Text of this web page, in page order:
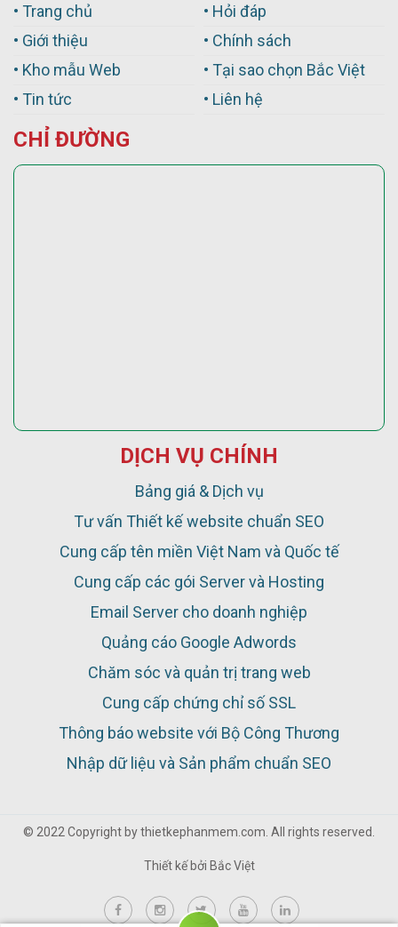
• Trang chủ
• Giới thiệu
• Kho mẫu Web
• Tin tức
• Hỏi đáp
• Chính sách
• Tại sao chọn Bắc Việt
• Liên hệ
CHỈ ĐƯỜNG
DỊCH VỤ CHÍNH
Bảng giá & Dịch vụ
Tư vấn Thiết kế website chuẩn SEO
Cung cấp tên miền Việt Nam và Quốc tế
Cung cấp các gói Server và Hosting
Email Server cho doanh nghiệp
Quảng cáo Google Adwords
Chăm sóc và quản trị trang web
Cung cấp chứng chỉ số SSL
Thông báo website với Bộ Công Thương
Nhập dữ liệu và Sản phẩm chuẩn SEO
© 2022 Copyright by thietkephanmem.com. All rights reserved.
Thiết kế bởi Bắc Việt